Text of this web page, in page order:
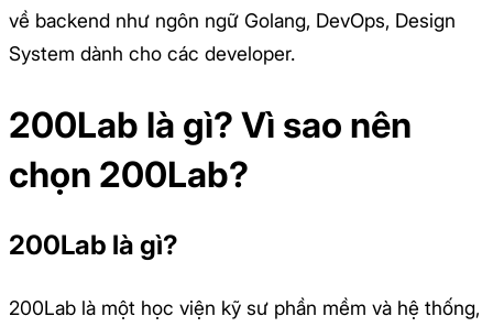
về backend như ngôn ngữ Golang, DevOps, Design
System dành cho các developer.
200Lab là gì? Vì sao nên
chọn 200Lab?
200Lab là gì?
200Lab là một học viện kỹ sư phần mềm và hệ thống,